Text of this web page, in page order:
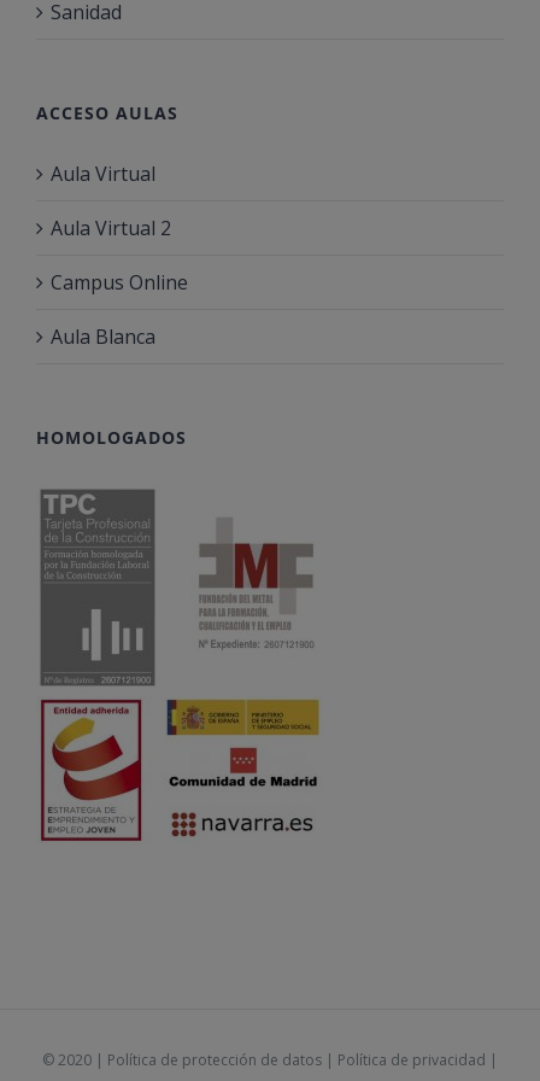
Sanidad
ACCESO AULAS
Aula Virtual
Aula Virtual 2
Campus Online
Aula Blanca
HOMOLOGADOS
© 2020 | Política de protección de datos | Política de privacidad |